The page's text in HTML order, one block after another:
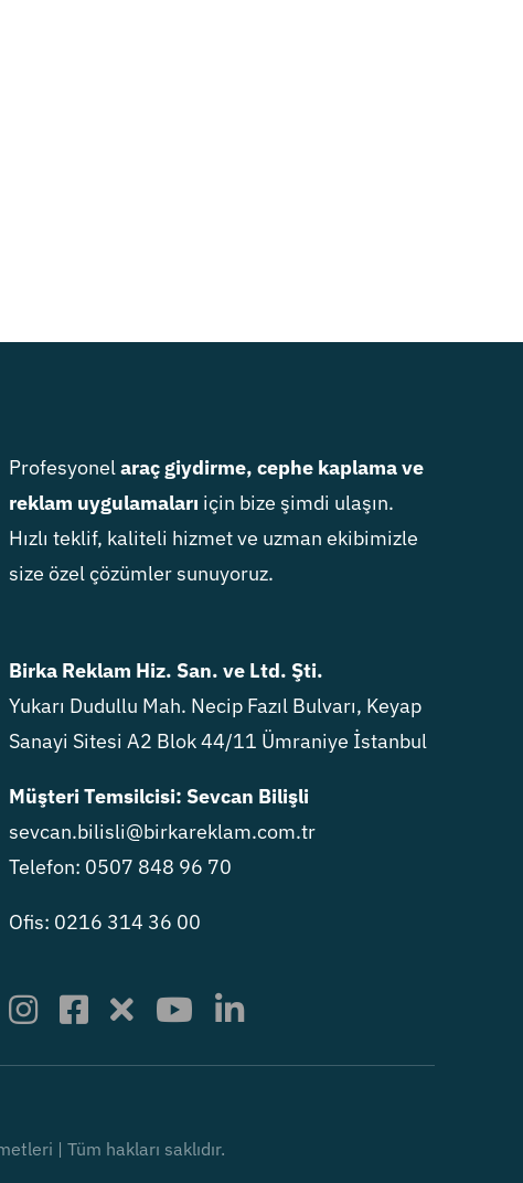
Profesyonelaraç giydirme, cephe kaplama ve
reklam uygulamaları için bize şimdi ulaşın.
Hızlı teklif, kaliteli hizmet ve uzman ekibimizle
size özel çözümler sunuyoruz.
Birka Reklam Hiz. San. ve Ltd. Şti.
Yukarı Dudullu Mah. Necip Fazıl Bulvarı, Keyap
Sanayi Sitesi A2 Blok 44/11 Ümraniye İstanbul
Müşteri Temsilcisi: Sevcan Bilişli
sevcan.bilisli@birkareklam.com.tr
Telefon: 0507 848 96 70
Ofis: 0216 314 36 00
| Tüm hakları saklıdır.